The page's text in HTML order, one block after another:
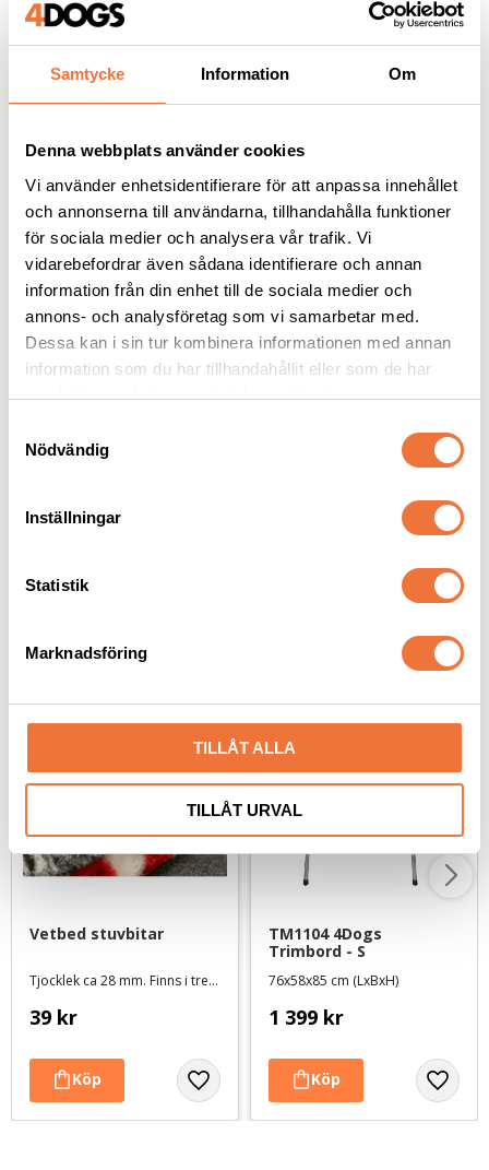
Samtycke Information Om
Denna webbplats använder cookies
Vi använder enhetsidentifierare för att anpassa innehållet
och annonserna till användarna, tillhandahålla funktioner
för sociala medier och analysera vår trafik. Vi
vidarebefordrar även sådana identifierare och annan
information från din enhet till de sociala medier och
annons- och analysföretag som vi samarbetar med.
Dessa kan i sin tur kombinera informationen med annan
information som du har tillhandahållit eller som de har
samlat in när du har använt deras tjänster.
Nödvändig
Inställningar
Statistik
Marknadsföring
TILLÅT ALLA
TILLÅT URVAL
pack - Svart
22,5 x 28 cm
belöningsgodis på tub
Utan tillsatt socker, glutenfri
Senaste besökta produkter
Vetbed stuvbitar
Tjocklek ca 28 mm. Finns i tre storlekar
39 kr
TM1104 4Dogs
Trimbord - S
76x58x85 cm (LxBxH)
1 399 kr